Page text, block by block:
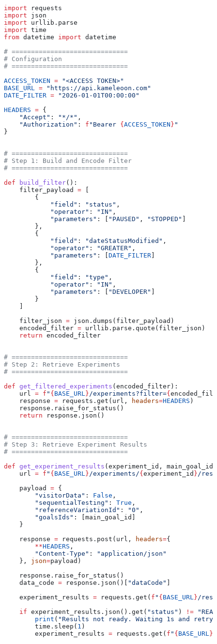
import requests
import json
import urllib.parse
import time
from datetime import datetime
# ==============================
# Configuration
# ==============================
ACCESS_TOKEN = "<ACCESS TOKEN>"
BASE_URL = "https://api.kameleoon.com"
DATE_FILTER = "2026-01-01T00:00:00"
HEADERS = {
    "Accept"
: "*/*" ,
    "Authorization"
: f "Bearer { ACCESS_TOKEN } "
}
# ==============================
# Step 1: Build and Encode Filter
# ==============================
def build_filter():
    filter_payload
=
        {
            "field"
: "status" ,
            "operator"
: "IN" ,
            "parameters"
: [ "PAUSED" , "STOPPED"
        },
        {
            "field"
: "dateStatusModified" ,
            "operator"
: "GREATER" ,
            "parameters"
: [ DATE_FILTER
        },
        {
            "field"
: "type" ,
            "operator"
: "IN" ,
            "parameters"
: [ "DEVELOPER"
        }
    filter_json
= json.dumps(filter_payload)
    encoded_filter
= urllib.parse.quote(filter_json)
    return
encoded_filter
# ==============================
# Step 2: Retrieve Experiments
# ==============================
def get_filtered_experiments ( encoded_filter ):
    url
= f " { BASE_URL }/experiments?filter={
    response
= requests.get(url, headers=HEADERS )
    response.raise_for_status()
    return
response.json()
# ==============================
# Step 3: Retrieve Experiment Results
# ==============================
def get_experiment_results ( experiment_id , main_goal_id
    url
= f " { BASE_URL }/experiments/{ experiment_id }/
    payload
= {
        "visitorData"
: False ,
        "sequentialTesting"
: True ,
        "referenceVariationId"
: "0" ,
        "goalsIds"
: [main_goal_id]
    }
    response
= requests.post(url, headers={
        **
HEADERS ,
        "Content-Type"
:
"application/json"
    },
json=payload)
    response.raise_for_status()
    data_code
= response.json()[ "dataCode"
    experiment_results
= requests.get( f " { BASE_URL }/
    if
experiment_results.json().get( "status" ) !=
        print
( "Results not ready. Waiting 1s and
        time.sleep(
1 )
        experiment_results
= requests.get( f " { BASE_URL }